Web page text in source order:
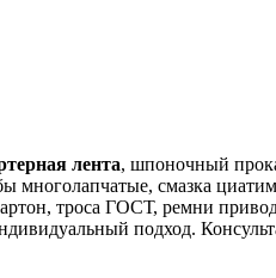
лента, шпоночный
многолапчатые, смазка
троса ГОСТ, ремни
подход.